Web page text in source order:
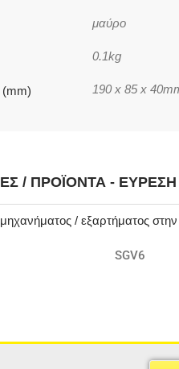
μαύρο
0.1kg
(mm) 190 x 85 x
/ ΠΡΟΪΌΝΤΑ -
/ εξαρτήματος
SGV6